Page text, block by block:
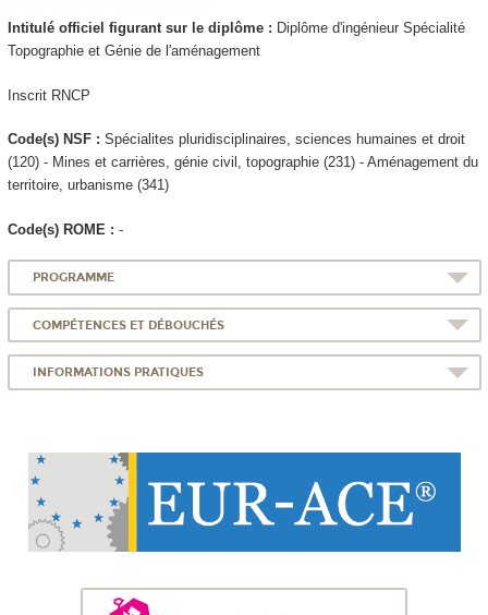
Intitulé officiel figurant sur le diplôme : Diplôme d'ingénieur Spécialité
Topographie et Génie de l'aménagement
Inscrit RNCP
Code(s) NSF : Spécialites pluridisciplinaires, sciences humaines et droit
(120) - Mines et carrières, génie civil, topographie (231) - Aménagement du
territoire, urbanisme (341)
Code(s) ROME : -
PROGRAMME
COMPÉTENCES ET DÉBOUCHÉS
INFORMATIONS PRATIQUES